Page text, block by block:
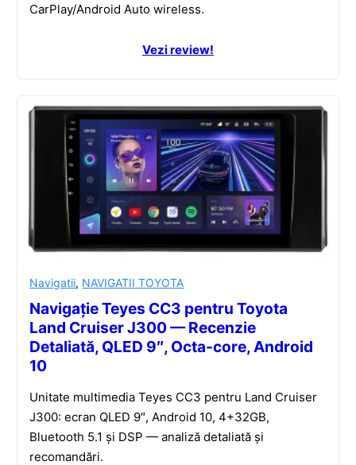
CarPlay/Android Auto wireless.
Vezi review!
Navigatii, NAVIGATII TOYOTA
Navigație Teyes CC3 pentru Toyota
Land Cruiser J300 — Recenzie
Detaliată, QLED 9″, Octa-core, Android
10
Unitate multimedia Teyes CC3 pentru Land Cruiser
J300: ecran QLED 9″, Android 10, 4+32GB,
Bluetooth 5.1 și DSP — analiză detaliată și
recomandări.